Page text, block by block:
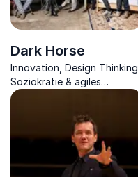
Dark Horse
Innovation, Design Thinking,
Soziokratie & agiles
Arbeiten effektiv im
Mitarbeiter transformieren.